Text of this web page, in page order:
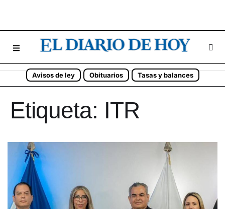
Avisos de ley Obituarios Tasas y balances
Etiqueta: ITR